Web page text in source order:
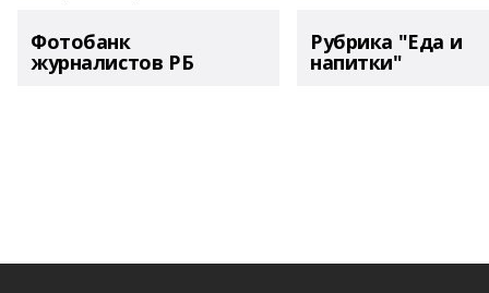
Фотобанк
журналистов РБ
Рубрика "Еда и
напитки"